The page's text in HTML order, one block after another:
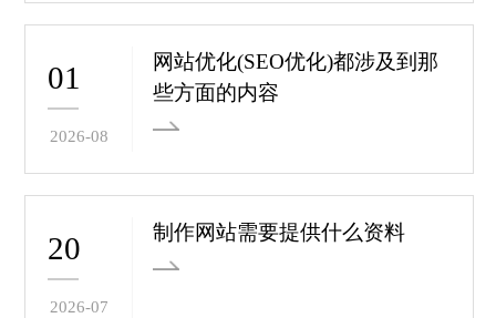
01
2026-08
网站优化(SEO优化)都涉及到那
些方面的内容
20
2026-07
制作网站需要提供什么资料